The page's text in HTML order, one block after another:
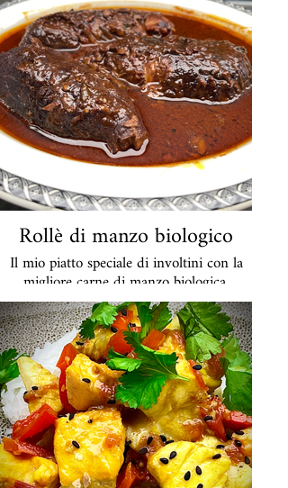
per un aperitivo con cava o rosé
ghiacciati. Su richiesta, sarei felice di
servirlo con una maiorchina Trampo o
un'insalata gourmet. Consegno un vassoio
intero perché la preparazione della coca
dura circa 4 - 5 ore.
Per 4 - 6 persone, a seconda della fame.
Prezzo totale del lenzuolo 59 euro
Rollè di manzo biologico
Il mio piatto speciale di involtini con la
migliore carne di manzo biologica.
Vengono brasati a lungo nel vino rosso,
sono succosi e si sciolgono in bocca. Il
cavolo rosso si abbina molto bene, ma
anche ad es. Insalata di cetrioli.
29 euro a porzione